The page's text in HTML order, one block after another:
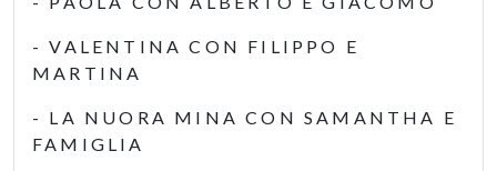
- VALENTINA CON FILIPPO E
MARTINA
- LA NUORA MINA CON SAMANTHA E
FAMIGLIA